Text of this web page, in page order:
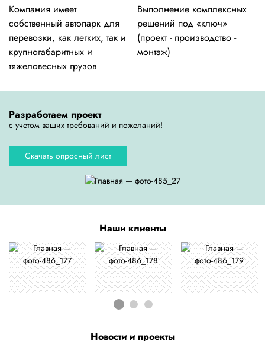
Компания имеет
собственный автопарк для
перевозки, как легких, так и
крупногабаритных и
тяжеловесных грузов
Выполнение комплексных
решений под «ключ»
(проект - производство -
монтаж)
Разработаем проект
с учетом ваших требований и пожеланий!
Скачать опросный лист
Наши клиенты
Новости и проекты